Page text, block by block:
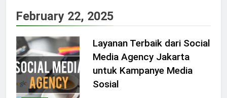
4 Tips Memilih Shower Set
Agar Serasi
1 Month Ago
Fakta Ruby, Bukan
Sekadar Batu Permata
Biasa
2 Months Ago
Rahasia Kamar Mandi
February 22, 2025
Layanan Terbaik dari Social
Media Agency Jakarta
untuk Kampanye Media
Sosial